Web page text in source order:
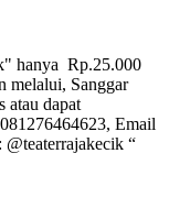
hanya Rp.25.000
melalui, Sanggar
atau dapat
Email
“